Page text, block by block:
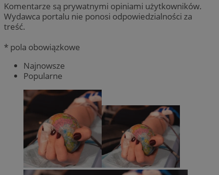
Komentarze są prywatnymi opiniami użytkowników.
Wydawca portalu nie ponosi odpowiedzialności za
treść.
* pola obowiązkowe
Najnowsze
Popularne